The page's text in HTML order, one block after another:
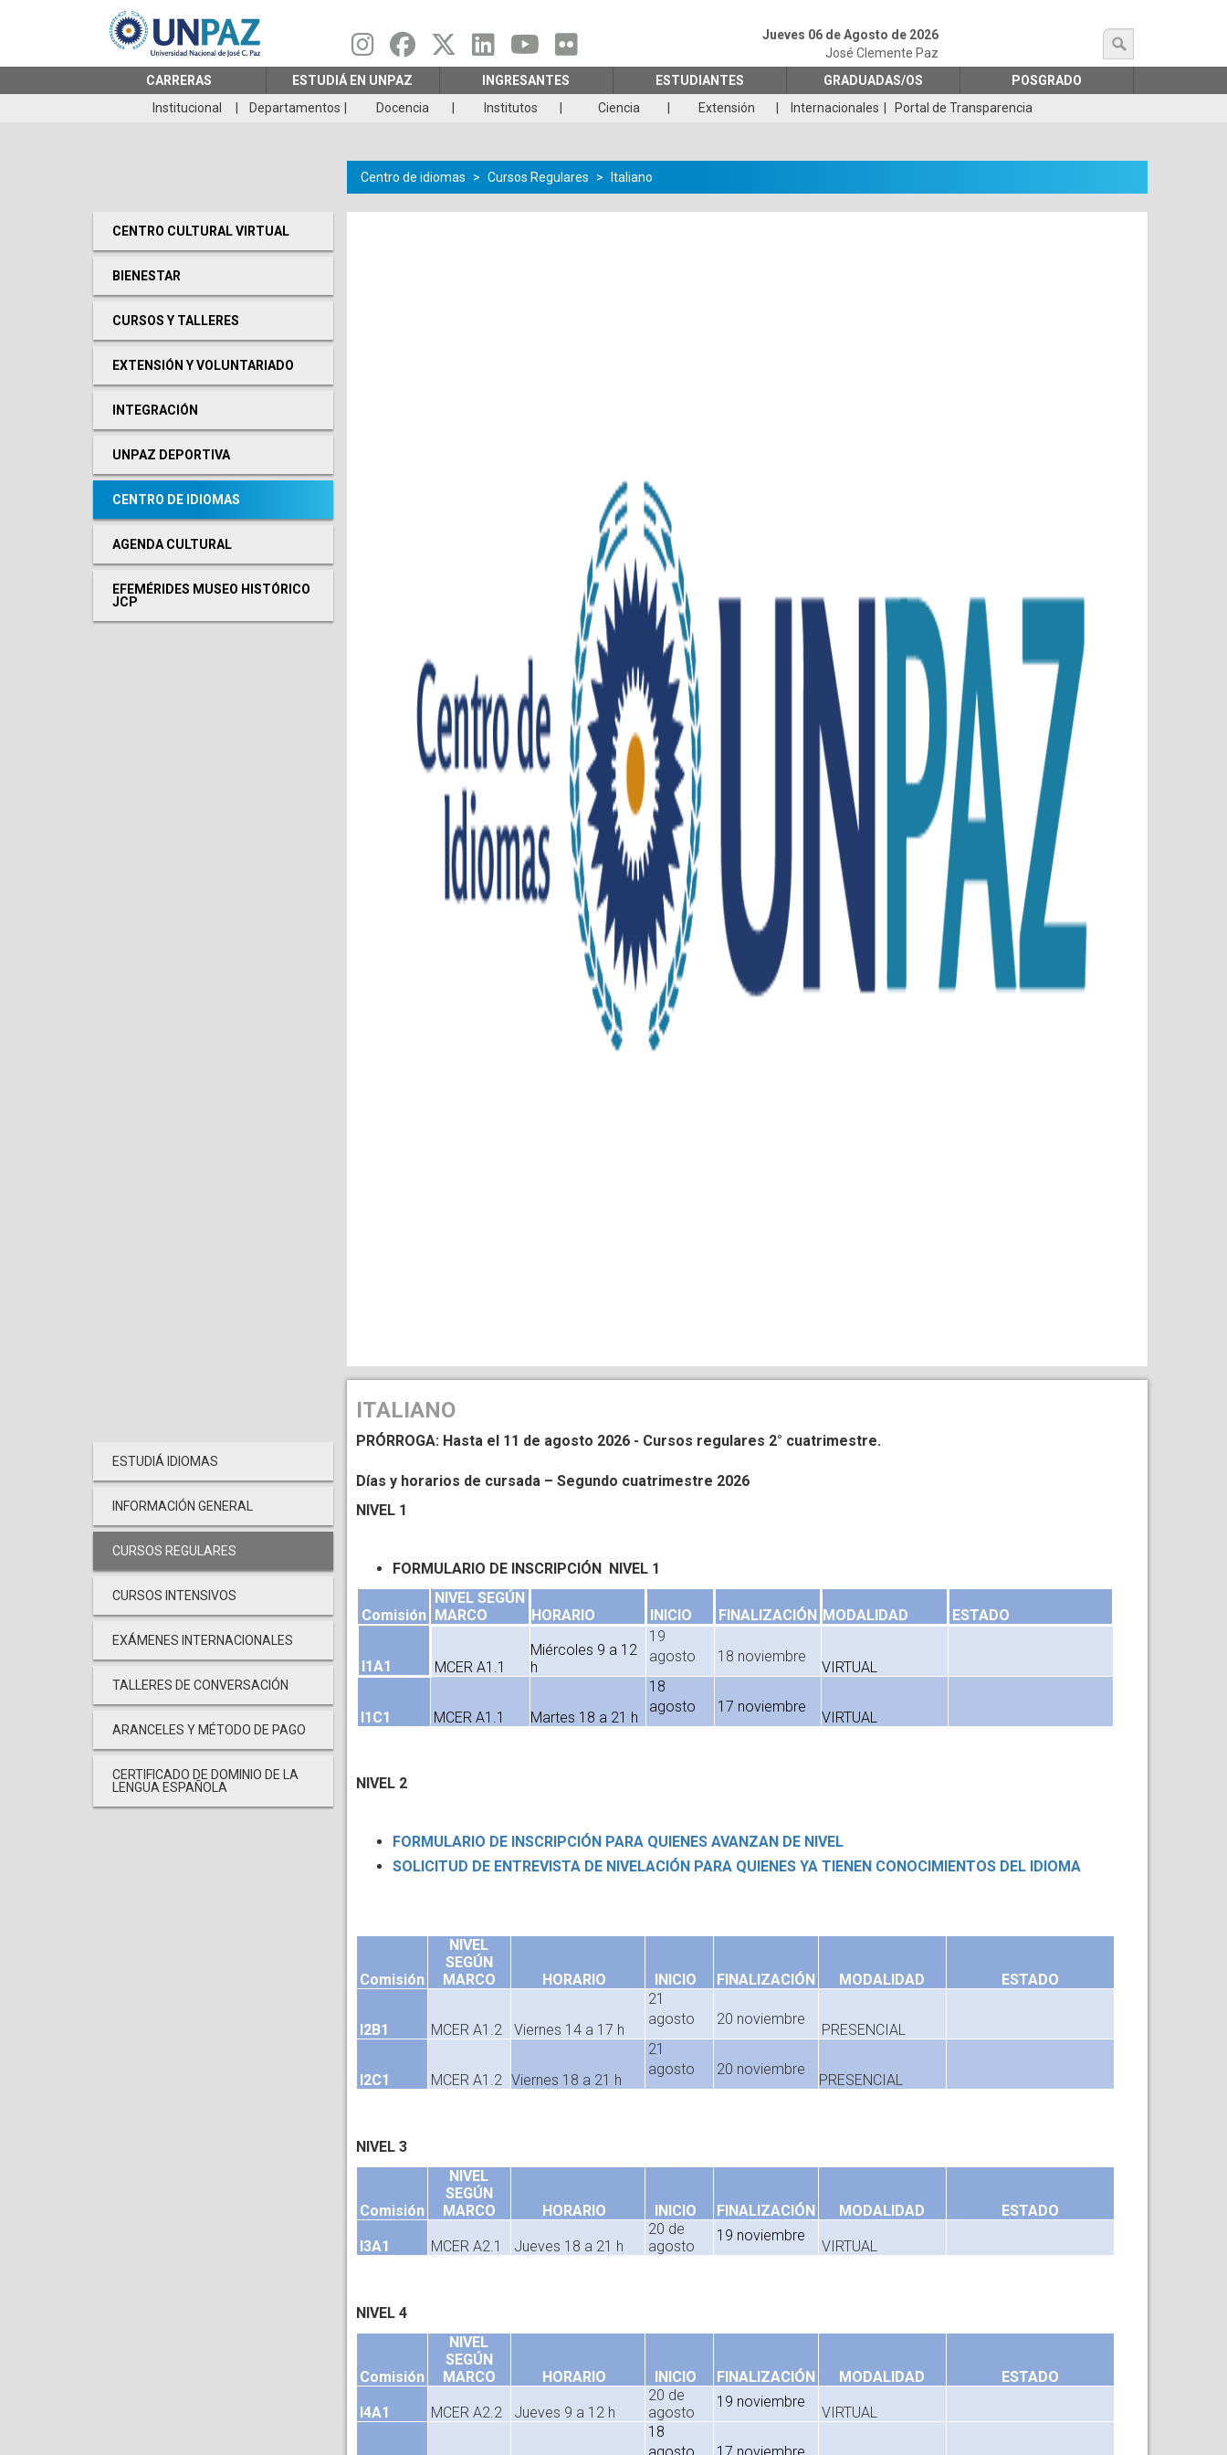
principal
búsqueda
Jueves 06 de Agosto de 2026
José Clemente Paz
CARRERAS
ESTUDIÁ EN UNPAZ INGRESANTES ESTUDIANTES GRADUADAS/OS
POSGRADO
Institucional
Departamentos Docencia Institutos Ciencia Extensión Internacionales Portal de Transparencia
CENTRO CULTURAL VIRTUAL
BIENESTAR
CURSOS Y TALLERES
EXTENSIÓN Y VOLUNTARIADO
INTEGRACIÓN
UNPAZ DEPORTIVA
CENTRO DE IDIOMAS
AGENDA CULTURAL
EFEMÉRIDES MUSEO HISTÓRICO
JCP
ESTUDIÁ IDIOMAS
INFORMACIÓN GENERAL
CURSOS REGULARES
CURSOS INTENSIVOS
EXÁMENES INTERNACIONALES
TALLERES DE CONVERSACIÓN
ARANCELES Y MÉTODO DE PAGO
CERTIFICADO DE DOMINIO DE LA
LENGUA ESPAÑOLA
Centro de idiomas Cursos Regulares Italiano
ITALIANO
PRÓRROGA: Hasta el 11 de agosto 2026 - Cursos regulares 2° cuatrimestre.
Días y horarios de cursada – Segundo cuatrimestre 2026
NIVEL 1
FORMULARIO DE INSCRIPCIÓN NIVEL 1
Comisión
NIVEL SEGÚN
MARCO
HORARIO INICIO FINALIZACIÓN MODALIDAD ESTADO
I1A1 MCER A1.1
Miércoles 9 a 12
h
19
agosto
18 noviembre
VIRTUAL
I1C1 MCER A1.1 Martes 18 a 21 h
18
agosto
17 noviembre
VIRTUAL
NIVEL 2
FORMULARIO DE INSCRIPCIÓN PARA QUIENES AVANZAN DE NIVEL
SOLICITUD DE ENTREVISTA DE NIVELACIÓN PARA QUIENES YA TIENEN CONOCIMIENTOS DEL IDIOMA
Comisión
NIVEL
SEGÚN
MARCO
HORARIO INICIO FINALIZACIÓN MODALIDAD ESTADO
I2B1 MCER A1.2 Viernes 14 a 17 h
21
agosto
20 noviembre
PRESENCIAL
I2C1 MCER A1.2 Viernes 18 a 21 h
21
agosto
20 noviembre
PRESENCIAL
NIVEL 3
Comisión
NIVEL
SEGÚN
MARCO
HORARIO INICIO FINALIZACIÓN MODALIDAD ESTADO
I3A1 MCER A2.1 Jueves 18 a 21 h
20 de
agosto
19 noviembre
VIRTUAL
NIVEL 4
Comisión
NIVEL
SEGÚN
MARCO
HORARIO INICIO FINALIZACIÓN MODALIDAD ESTADO
I4A1 MCER A2.2 Jueves 9 a 12 h
20 de
agosto
19 noviembre
VIRTUAL
18
agosto
17 noviembre